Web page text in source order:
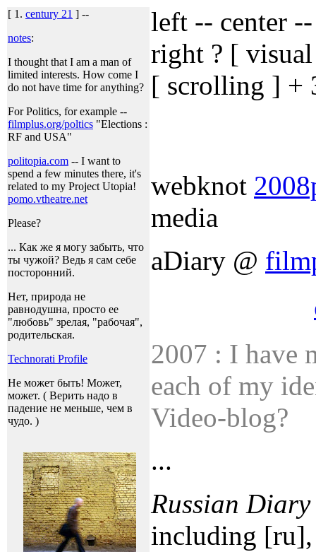
[ 1. century 21 ] --
notes:
I thought that I am a man of
limited interests. How come I
do not have time for anything?
For Politics, for example --
filmplus.org/poltics "Elections :
RF and USA"
politopia.com -- I want to
spend a few minutes there, it's
related to my Project Utopia!
pomo.vtheatre.net
Please?
... Как же я могу забыть, что
ты чужой? Ведь я сам себе
посторонний.
Нет, природа не
равнодушна, просто ее
"любовь" зрелая, "рабочая",
родительская.
Technorati Profile
Не может быть! Может,
может. ( Верить надо в
падение не меньше, чем в
чудо. )
left -- center
right ? [
[ scrolling ] +
webknot
media
aDiary @
2007 : I have
each of my
Video-blog?
...
Russian Diary
including